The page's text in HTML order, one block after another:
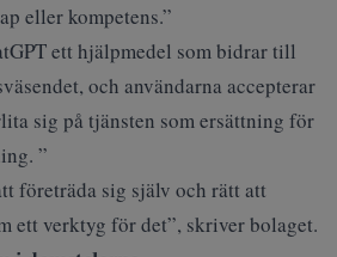
eller kompetens.”
ett hjälpmedel som bidrar till
och användarna accepterar
sig på tjänsten som ersättning för
”
företräda sig själv och rätt att
ett verktyg för det”, skriver bolaget.